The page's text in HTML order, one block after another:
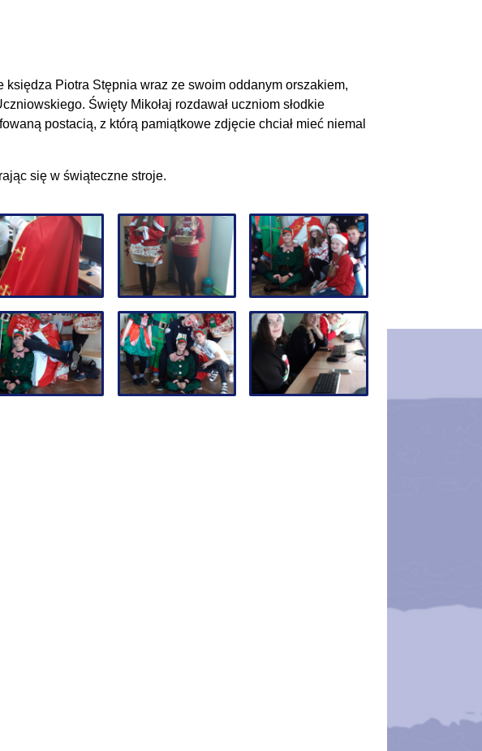
księdza Piotra Stępnia wraz ze swoim oddanym orszakiem,
Święty Mikołaj rozdawał uczniom słodkie
postacią, z którą pamiątkowe zdjęcie chciał mieć niemal
się w świąteczne stroje.